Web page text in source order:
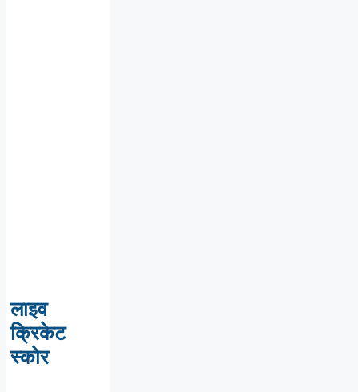
लाइव
क्रिकेट
स्कोर